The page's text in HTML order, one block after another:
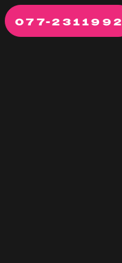
077-2311992